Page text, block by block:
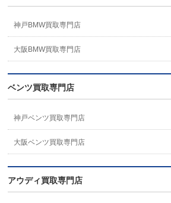
神戸BMW買取専門店
大阪BMW買取専門店
ベンツ買取専門店
神戸ベンツ買取専門店
大阪ベンツ買取専門店
アウディ買取専門店